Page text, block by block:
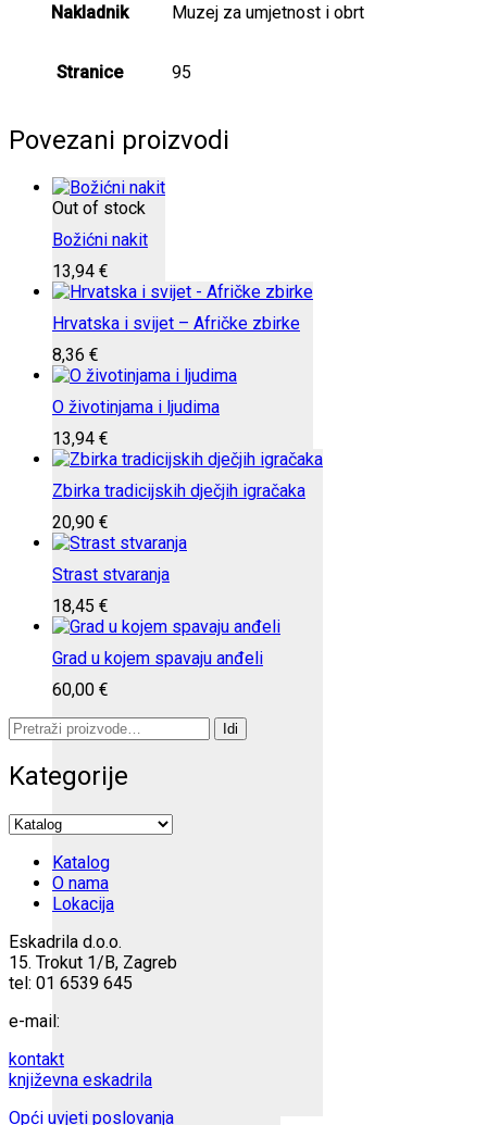
Nakladnik Muzej za umjetnost i obrt
Stranice 95
Povezani proizvodi
Out of stock
Božićni nakit
13,94 €
Hrvatska i svijet – Afričke zbirke
8,36 €
O životinjama i ljudima
13,94 €
Zbirka tradicijskih dječjih igračaka
20,90 €
Strast stvaranja
18,45 €
Grad u kojem spavaju anđeli
60,00 €
Pretraži:
Idi
Kategorije
Katalog
O nama
Lokacija
Eskadrila d.o.o.
15. Trokut 1/B, Zagreb
tel: 01 6539 645
e-mail:
kontakt
književna eskadrila
Opći uvjeti poslovanja